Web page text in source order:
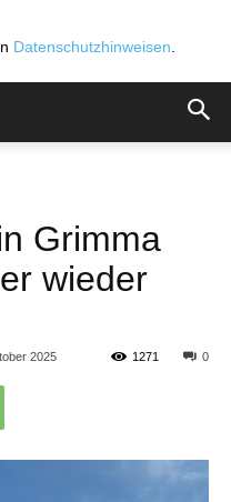
Datenschutzhinweisen
Grimma
wieder
2025 0
1271